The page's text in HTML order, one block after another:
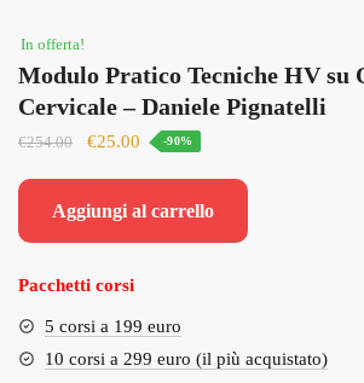
In offerta!
Modulo Pratico Tecniche HV su
Cervicale – Daniele Pignatelli
€254.00
Il
era:
€25.00 Il
è:
-90%
Aggiungi al carrello
Pacchetti corsi
5 corsi a 199 euro
10 corsi a 299 euro (il più acquistato)